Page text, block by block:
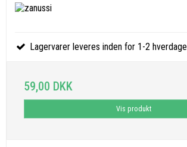
Lagervarer leveres inden for 1-2 hverdage
59,00 DKK
Vis produkt